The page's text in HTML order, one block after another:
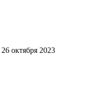
26 октября 2023